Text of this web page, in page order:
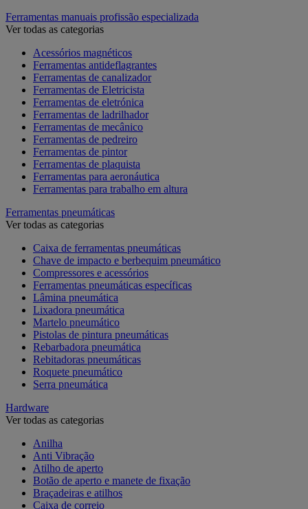
Ferramentas manuais profissão especializada
Ver todas as categorias
Acessórios magnéticos
Ferramentas antideflagrantes
Ferramentas de canalizador
Ferramentas de Eletricista
Ferramentas de eletrónica
Ferramentas de ladrilhador
Ferramentas de mecânico
Ferramentas de pedreiro
Ferramentas de pintor
Ferramentas de plaquista
Ferramentas para aeronáutica
Ferramentas para trabalho em altura
Ferramentas pneumáticas
Ver todas as categorias
Caixa de ferramentas pneumáticas
Chave de impacto e berbequim pneumático
Compressores e acessórios
Ferramentas pneumáticas específicas
Lâmina pneumática
Lixadora pneumática
Martelo pneumático
Pistolas de pintura pneumáticas
Rebarbadora pneumática
Rebitadoras pneumáticas
Roquete pneumático
Serra pneumática
Hardware
Ver todas as categorias
Anilha
Anti Vibração
Atilho de aperto
Botão de aperto e manete de fixação
Braçadeiras e atilhos
Caixa de correio